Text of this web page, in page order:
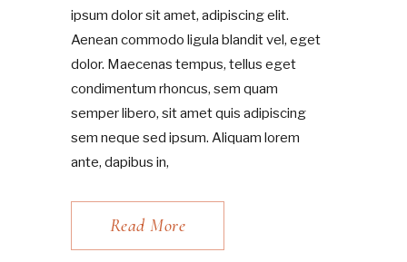
ipsum dolor sit amet, adipiscing elit.
Aenean commodo ligula blandit vel, eget
dolor. Maecenas tempus, tellus eget
condimentum rhoncus, sem quam
semper libero, sit amet quis adipiscing
sem neque sed ipsum. Aliquam lorem
ante, dapibus in,
Read More